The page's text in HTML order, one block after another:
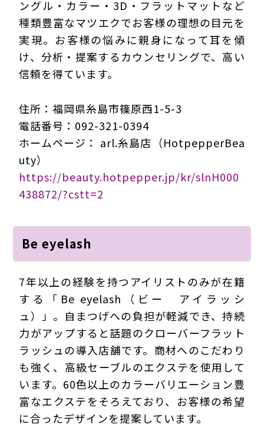
ングル・カラー・3D・フラットマットなど
種類豊富なマツエクでお客様の理想の目元を
実現。お客様の悩みに親身になって耳を傾
け、分析・提案するカウンセリングで、高い
信頼を得ています。
住所：福岡県糸島市篠原西1-5-3
電話番号：092-321-0394
ホームページ： arl.糸島店（HotpepperBea
uty）
https://beauty.hotpepper.jp/kr/slnH000
438872/?cstt=2
Be eyelash
7年以上の経験を持つアイリストのみが在籍
する「Be eyelash（ビー アイラッシ
ュ）」。自まつげへの負担が軽減でき、持続
力がアップすると話題のクローバーフラット
ラッシュの導入店舗です。商材へのこだわり
も強く、高級セーブルのエクステを使用して
います。60色以上のカラーバリエーション豊
富なエクステをそろえており、お客様の希望
に合ったデザインを提案しています。